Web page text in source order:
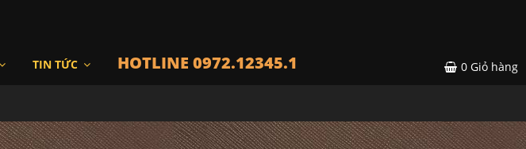
TIN TỨC HOTLINE 0972.12345.1 0 Giỏ hàng